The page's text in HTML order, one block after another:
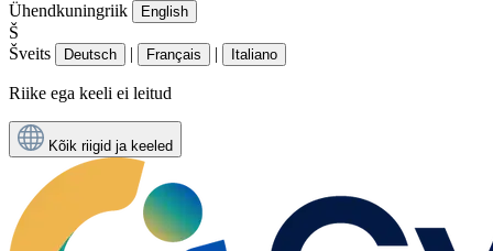
Ühendkuningriik
English
Š
Šveits
Deutsch | Français | Italiano
Riike ega keeli ei leitud
Kõik riigid ja keeled